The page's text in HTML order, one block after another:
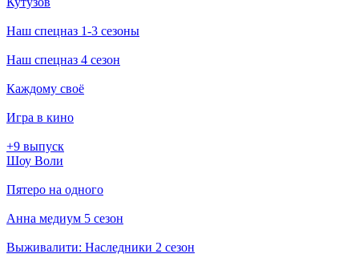
Наш спецназ 1-3 сезоны
Наш спецназ 4 сезон
Каждому своё
Игра в кино
+9 выпуск
Шоу Воли
Пятеро на одного
Анна медиум 5 сезон
Выживалити: Наследники 2 сезон